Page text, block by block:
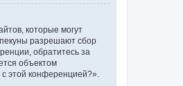
которые могут
разрешают сбор
обратитесь за
объектом
этой конференцией?».